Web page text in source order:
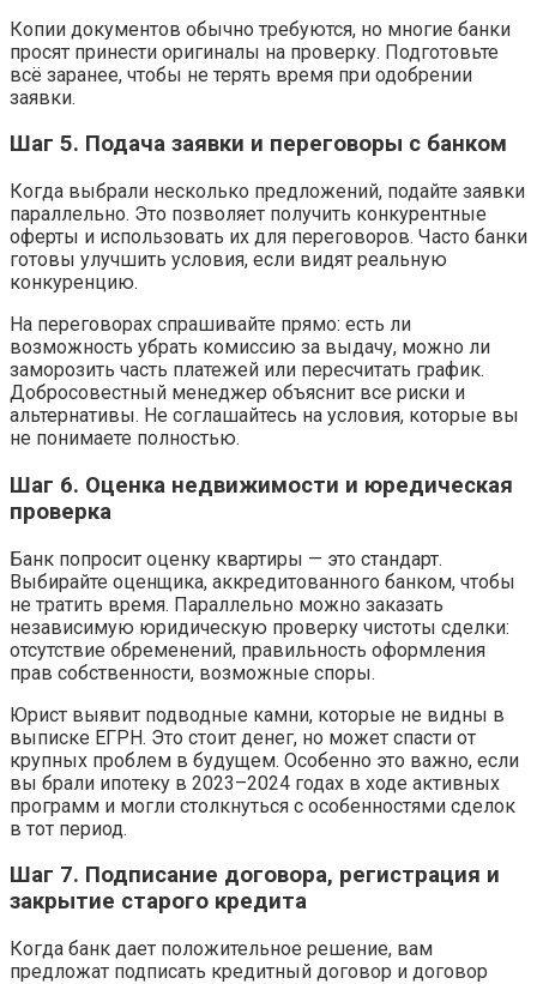
Копии документов обычно требуются, но многие банки
просят принести оригиналы на проверку. Подготовьте
всё заранее, чтобы не терять время при одобрении
заявки.
Шаг 5. Подача заявки и переговоры с банком
Когда выбрали несколько предложений, подайте заявки
параллельно. Это позволяет получить конкурентные
оферты и использовать их для переговоров. Часто банки
готовы улучшить условия, если видят реальную
конкуренцию.
На переговорах спрашивайте прямо: есть ли
возможность убрать комиссию за выдачу, можно ли
заморозить часть платежей или пересчитать график.
Добросовестный менеджер объяснит все риски и
альтернативы. Не соглашайтесь на условия, которые вы
не понимаете полностью.
Шаг 6. Оценка недвижимости и юредическая
проверка
Банк попросит оценку квартиры — это стандарт.
Выбирайте оценщика, аккредитованного банком, чтобы
не тратить время. Параллельно можно заказать
независимую юридическую проверку чистоты сделки:
отсутствие обременений, правильность оформления
прав собственности, возможные споры.
Юрист выявит подводные камни, которые не видны в
выписке ЕГРН. Это стоит денег, но может спасти от
крупных проблем в будущем. Особенно это важно, если
вы брали ипотеку в 2023–2024 годах в ходе активных
программ и могли столкнуться с особенностями сделок
в тот период.
Шаг 7. Подписание договора, регистрация и
закрытие старого кредита
Когда банк дает положительное решение, вам
предложат подписать кредитный договор и договор